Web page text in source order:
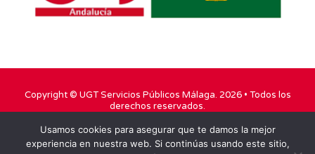
Copyright © UGT Servicios Públicos Málaga. 2026 • Todos los
derechos reservados.
TWITTER FACEBOOK YOUTUBE
Usamos cookies para asegurar que te damos la mejor
experiencia en nuestra web. Si continúas usando este sitio,